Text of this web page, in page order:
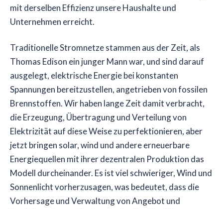
mit derselben Effizienz unsere Haushalte und
Unternehmen erreicht.
Traditionelle Stromnetze stammen aus der Zeit, als
Thomas Edison ein junger Mann war, und sind darauf
ausgelegt, elektrische Energie bei konstanten
Spannungen bereitzustellen, angetrieben von fossilen
Brennstoffen. Wir haben lange Zeit damit verbracht,
die Erzeugung, Übertragung und Verteilung von
Elektrizität auf diese Weise zu perfektionieren, aber
jetzt bringen solar, wind und andere erneuerbare
Energiequellen mit ihrer dezentralen Produktion das
Modell durcheinander. Es ist viel schwieriger, Wind und
Sonnenlicht vorherzusagen, was bedeutet, dass die
Vorhersage und Verwaltung von Angebot und